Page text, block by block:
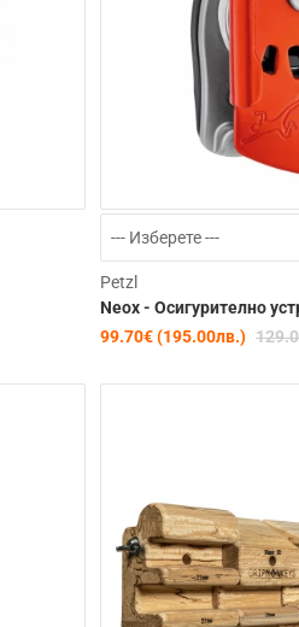
Petzl
Neox - Осигурително
99.70€ (195.00лв.)